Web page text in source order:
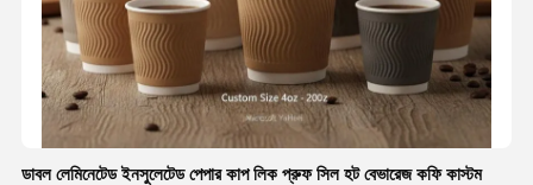
ডাবল লেমিনেটেড ইনসুলেটেড পেপার কাপ লিক প্রুফ সিল হট বেভারেজ কফি কাস্টম